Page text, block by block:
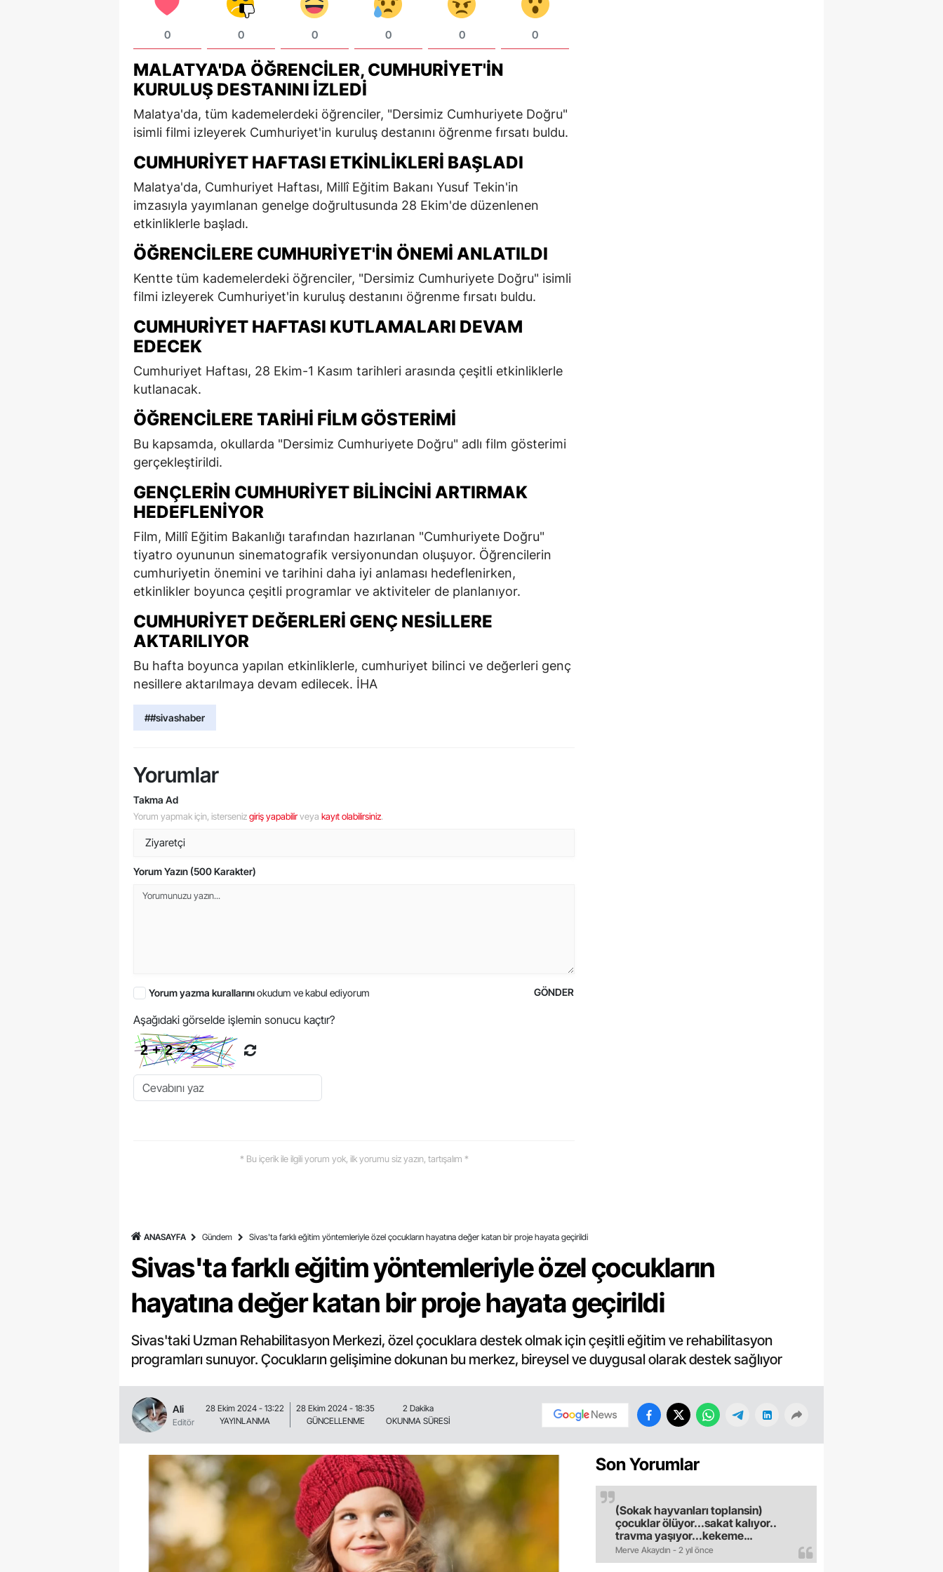
0 0 0 0 0 0
MALATYA'DA ÖĞRENCILER, CUMHURIYET'IN
KURULUŞ DESTANINI İZLEDI
Malatya'da, tüm kademelerdeki öğrenciler, "Dersimiz Cumhuriyete Doğru"
isimli filmi izleyerek Cumhuriyet'in kuruluş destanını öğrenme fırsatı buldu.
CUMHURIYET HAFTASI ETKINLIKLERI BAŞLADI
Malatya'da, Cumhuriyet Haftası, Millî Eğitim Bakanı Yusuf Tekin'in
imzasıyla yayımlanan genelge doğrultusunda 28 Ekim'de düzenlenen
etkinliklerle başladı.
ÖĞRENCILERE CUMHURIYET'IN ÖNEMI ANLATILDI
Kentte tüm kademelerdeki öğrenciler, "Dersimiz Cumhuriyete Doğru" isimli
filmi izleyerek Cumhuriyet'in kuruluş destanını öğrenme fırsatı buldu.
CUMHURIYET HAFTASI KUTLAMALARI DEVAM
EDECEK
Cumhuriyet Haftası, 28 Ekim-1 Kasım tarihleri arasında çeşitli etkinliklerle
kutlanacak.
ÖĞRENCILERE TARIHI FILM GÖSTERIMI
Bu kapsamda, okullarda "Dersimiz Cumhuriyete Doğru" adlı film gösterimi
gerçekleştirildi.
GENÇLERIN CUMHURIYET BILINCINI ARTIRMAK
HEDEFLENIYOR
Film, Millî Eğitim Bakanlığı tarafından hazırlanan "Cumhuriyete Doğru"
tiyatro oyununun sinematografik versiyonundan oluşuyor. Öğrencilerin
cumhuriyetin önemini ve tarihini daha iyi anlaması hedeflenirken,
etkinlikler boyunca çeşitli programlar ve aktiviteler de planlanıyor.
CUMHURIYET DEĞERLERI GENÇ NESILLERE
AKTARILIYOR
Bu hafta boyunca yapılan etkinliklerle, cumhuriyet bilinci ve değerleri genç
nesillere aktarılmaya devam edilecek. İHA
##sivashaber
Yorumlar
Takma Ad
Yorum yapmak için, istersenizgiriş yapabilirveya kayıt olabilirsiniz.
Yorum Yazın (500 Karakter)
GÖNDER
Yorum yazma kurallarınıokudum ve kabul ediyorum
Aşağıdaki görselde işlemin sonucu kaçtır?
* Bu içerik ile ilgili yorum yok, ilk yorumu siz yazın, tartışalım *
ANASAYFA Gündem Sivas'ta farklı eğitim yöntemleriyle özel çocukların hayatına değer katan bir proje hayata geçirildi
Sivas'ta farklı eğitim yöntemleriyle özel çocukların
hayatına değer katan bir proje hayata geçirildi
Sivas'taki Uzman Rehabilitasyon Merkezi, özel çocuklara destek olmak için çeşitli eğitim ve rehabilitasyon
programları sunuyor. Çocukların gelişimine dokunan bu merkez, bireysel ve duygusal olarak destek sağlıyor
Ali
Editör
28 Ekim 2024 - 13:22
YAYINLANMA
28 Ekim 2024 - 18:35
GÜNCELLENME
2 Dakika
OKUNMA SÜRESİ
Son Yorumlar
Merve Akaydın - 2 yıl önce
(Sokak hayvanları toplansin)
çocuklar ölüyor...sakat kalıyor..
travma yaşıyor...kekeme
oluyor..gece sokağa çikilmiyor..dışkı
ile hastalık saciyorlar.araba ve taksi